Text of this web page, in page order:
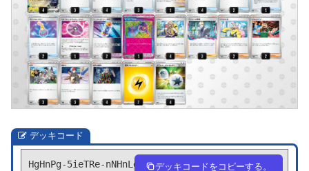
デッキコード
HgHnPg-5ieTRe-nNHnLg デッキコードをコピーする。